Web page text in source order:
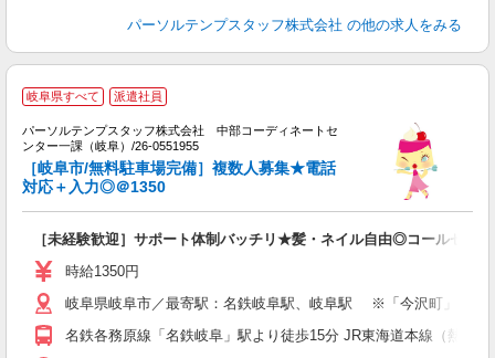
パーソルテンプスタッフ株式会社 の他の求人をみる
岐阜県すべて 派遣社員
パーソルテンプスタッフ株式会社 中部コーディネートセ
ンター一課（岐阜）/26-0551955
［岐阜市/無料駐車場完備］複数人募集★電話
対応＋入力◎＠1350
［未経験歓迎］サポート体制バッチリ★髪・ネイル自由◎コールセン
時給1350円
岐阜県岐阜市／最寄駅：名鉄岐阜駅、岐阜駅 ※「今沢町」「
名鉄各務原線「名鉄岐阜」駅より徒歩15分 JR東海道本線（熱海